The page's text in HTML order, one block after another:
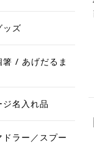
ッズ
箸 / あげだるま
名入れ品
ラー／スプー